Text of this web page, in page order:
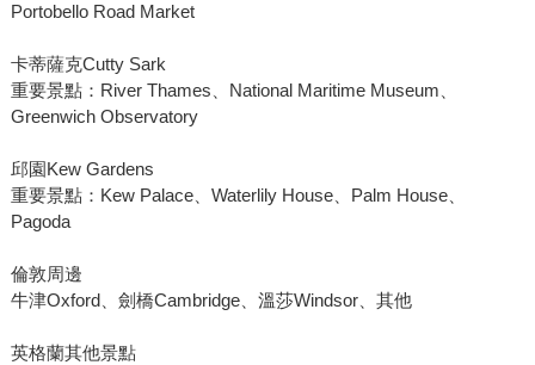
Portobello Road Market
卡蒂薩克Cutty Sark
重要景點：River Thames、National Maritime Museum、
Greenwich Observatory
邱園Kew Gardens
重要景點：Kew Palace、Waterlily House、Palm House、
Pagoda
倫敦周邊
牛津Oxford、劍橋Cambridge、溫莎Windsor、其他
英格蘭其他景點